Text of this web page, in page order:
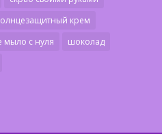
крем
мыло с нуля
шоколад